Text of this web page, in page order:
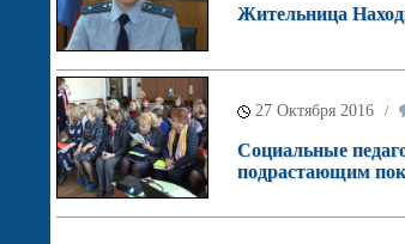
Жительница
27 Октября 2016 /
Социальные
подрастающим